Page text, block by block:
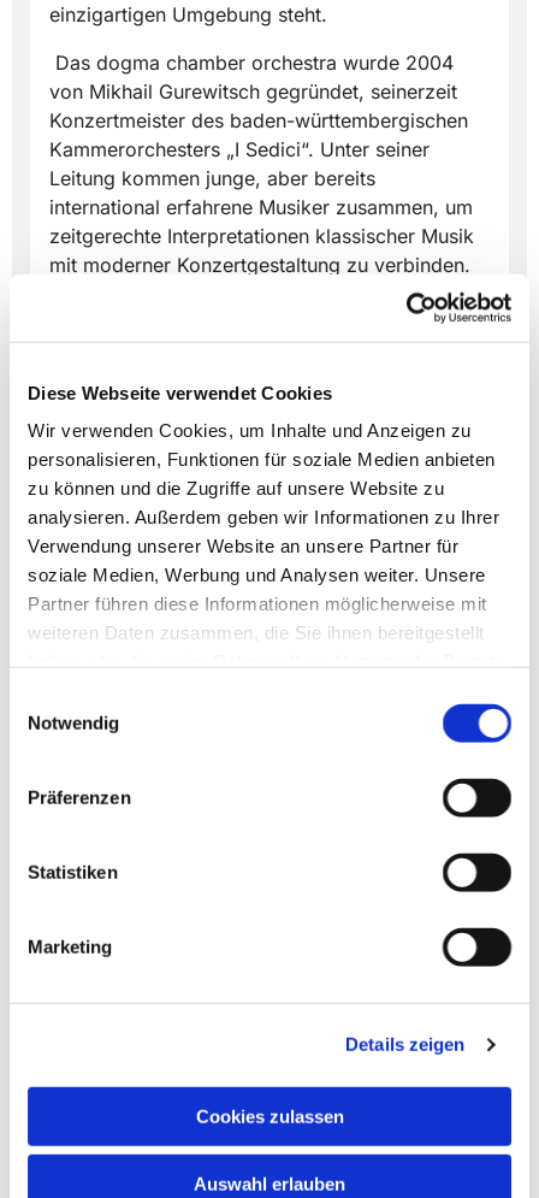
Diese Webseite verwendet Cookies
Wir verwenden Cookies, um Inhalte und Anzeigen zu
personalisieren, Funktionen für soziale Medien anbieten
zu können und die Zugriffe auf unsere Website zu
analysieren. Außerdem geben wir Informationen zu Ihrer
Verwendung unserer Website an unsere Partner für
soziale Medien, Werbung und Analysen weiter. Unsere
Partner führen diese Informationen möglicherweise mit
weiteren Daten zusammen, die Sie ihnen bereitgestellt
Notwendig
Präferenzen
Statistiken
Marketing
Details zeigen
Cookies zulassen
Auswahl erlauben
einzigartigen Umgebung steht.
Das dogma chamber orchestra wurde 2004
von Mikhail Gurewitsch gegründet, seinerzeit
Konzertmeister des baden-württembergischen
Kammerorchesters „I Sedici“. Unter seiner
Leitung kommen junge, aber bereits
international erfahrene Musiker zusammen, um
zeitgerechte Interpretationen klassischer Musik
mit moderner Konzertgestaltung zu verbinden.
Bei diesem Konzert ist freie Platzwahl. Es gibt
nur gute Plätze, denn das Orchester wird die
musizieren.
Tickets online aufhttps://tickets.nicolai-
lemgo.de/phg8p/
oder Abendkasse 17.30 Uhr
im Gemeindebüro Papenstr. 16
interessieren